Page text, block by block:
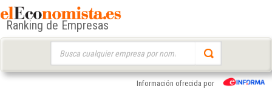
Ranking de Empresas
Información ofrecida por